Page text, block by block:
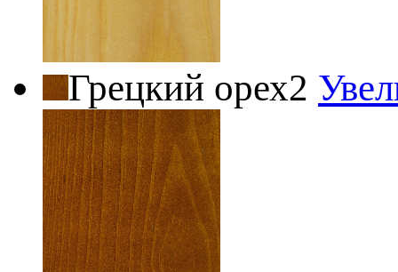
Грецкий орех2